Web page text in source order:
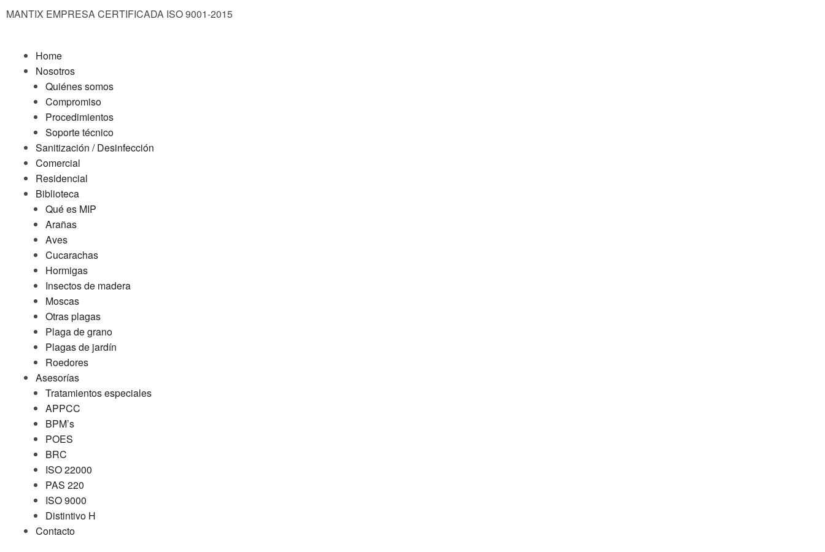
MANTIX EMPRESA CERTIFICADA ISO 9001-2015
Home
Nosotros
Quiénes somos
Compromiso
Procedimientos
Soporte técnico
Sanitización / Desinfección
Comercial
Residencial
Biblioteca
Qué es MIP
Arañas
Aves
Cucarachas
Hormigas
Insectos de madera
Moscas
Otras plagas
Plaga de grano
Plagas de jardín
Roedores
Asesorías
Tratamientos especiales
APPCC
BPM’s
POES
BRC
ISO 22000
PAS 220
ISO 9000
Distintivo H
Contacto